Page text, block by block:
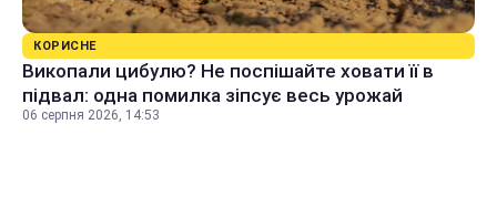
КОРИСНЕ
Викопали цибулю? Не поспішайте ховати її в
підвал: одна помилка зіпсує весь урожай
06 серпня 2026, 14:53